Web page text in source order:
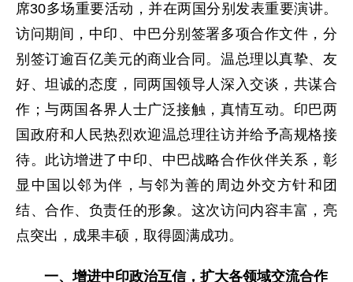
席30多场重要活动，并在两国分别发表重要演讲。
访问期间，中印、中巴分别签署多项合作文件，分
别签订逾百亿美元的商业合同。温总理以真挚、友
好、坦诚的态度，同两国领导人深入交谈，共谋合
作；与两国各界人士广泛接触，真情互动。印巴两
国政府和人民热烈欢迎温总理往访并给予高规格接
待。此访增进了中印、中巴战略合作伙伴关系，彰
显中国以邻为伴，与邻为善的周边外交方针和团
结、合作、负责任的形象。这次访问内容丰富，亮
点突出，成果丰硕，取得圆满成功。
一、增进中印政治互信，扩大各领域交流合作